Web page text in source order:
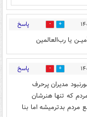
15 پاسخ
یا رب‌العالمین
2 پاسخ
مدیران پرحرف
که تنها هنرشان
بدترمیشه اما بنا